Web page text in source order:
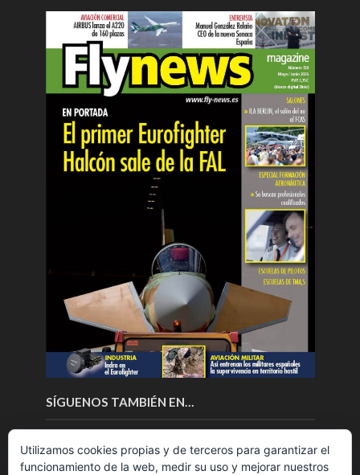
SÍGUENOS TAMBIÉN EN…
Utilizamos cookies propias y de terceros para garantizar el
funcionamiento de la web, medir su uso y mejorar nuestros